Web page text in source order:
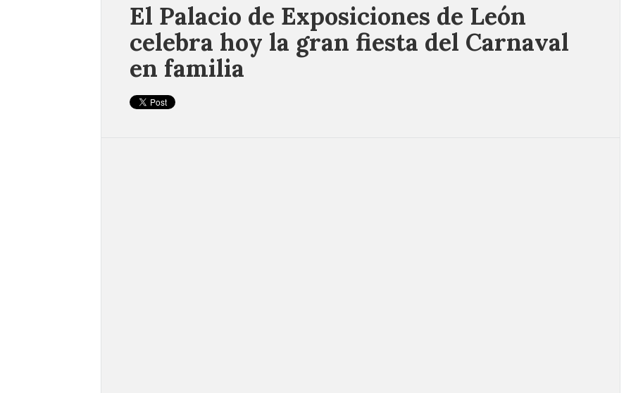
El Palacio de Exposiciones de León
celebra hoy la gran fiesta del Carnaval
en familia